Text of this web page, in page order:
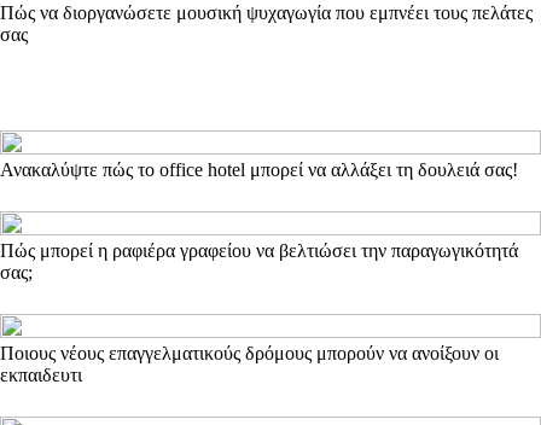
Πώς να διοργανώσετε μουσική ψυχαγωγία που εμπνέει τους πελάτες
σας
Ανακαλύψτε πώς το office hotel μπορεί να αλλάξει τη δουλειά σας!
Πώς μπορεί η ραφιέρα γραφείου να βελτιώσει την παραγωγικότητά
σας;
Ποιους νέους επαγγελματικούς δρόμους μπορούν να ανοίξουν οι
εκπαιδευτι